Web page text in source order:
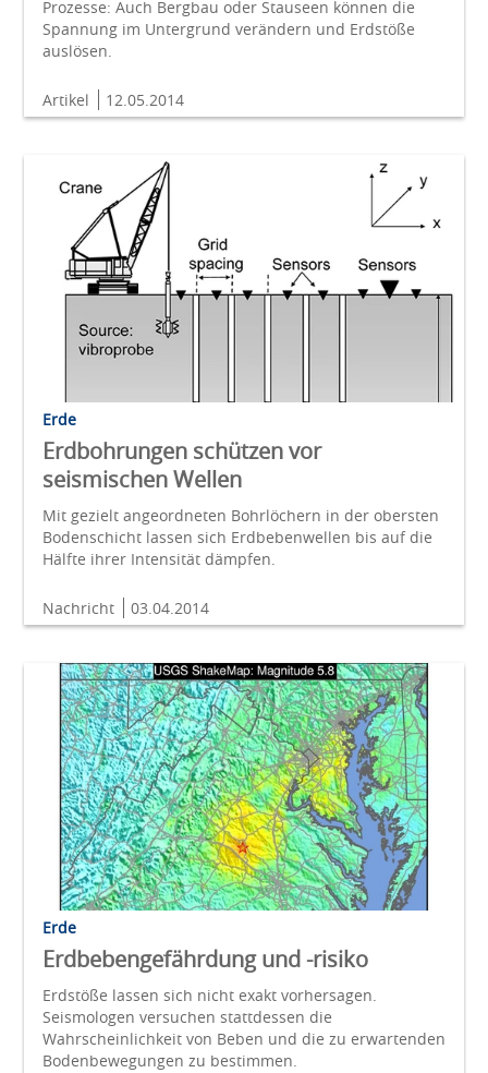
Prozesse: Auch Bergbau oder Stauseen können die
Spannung im Untergrund verändern und Erdstöße
auslösen.
Artikel 12.05.2014
Erde
Erdbohrungen schützen vor
seismischen Wellen
Mit gezielt angeordneten Bohrlöchern in der obersten
Bodenschicht lassen sich Erdbebenwellen bis auf die
Hälfte ihrer Intensität dämpfen.
Nachricht 03.04.2014
Erde
Erdbebengefährdung und -risiko
Erdstöße lassen sich nicht exakt vorhersagen.
Seismologen versuchen stattdessen die
Wahrscheinlichkeit von Beben und die zu erwartenden
Bodenbewegungen zu bestimmen.